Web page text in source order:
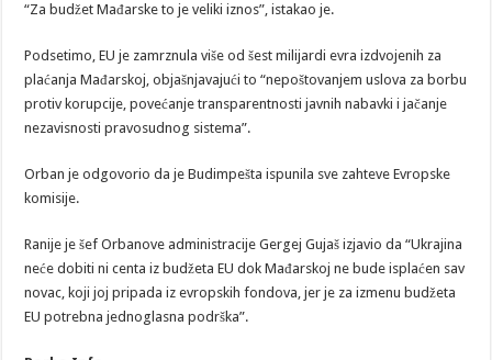
“Za budžet Mađarske to je veliki iznos”, istakao je.
Podsetimo, EU je zamrznula više od šest milijardi evra izdvojenih za
plaćanja Mađarskoj, objašnjavajući to “nepoštovanjem uslova za borbu
protiv korupcije, povećanje transparentnosti javnih nabavki i jačanje
nezavisnosti pravosudnog sistema”.
Orban je odgovorio da je Budimpešta ispunila sve zahteve Evropske
komisije.
Ranije je šef Orbanove administracije Gergej Gujaš izjavio da “Ukrajina
neće dobiti ni centa iz budžeta EU dok Mađarskoj ne bude isplaćen sav
novac, koji joj pripada iz evropskih fondova, jer je za izmenu budžeta
EU potrebna jednoglasna podrška”.